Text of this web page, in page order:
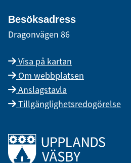
Besöksadress
Dragonvägen 86
Visa på kartan
Om webbplatsen
Anslagstavla
Tillgänglighetsredogörelse